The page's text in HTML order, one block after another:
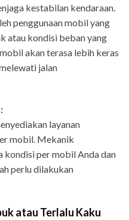
kestabilan kendaraan.
penggunaan mobil yang
atau kondisi beban yang
akan terasa lebih keras
jalan
layanan
mobil. Mekanik
kondisi per mobil Anda dan
perlu dilakukan
atau Terlalu Kaku